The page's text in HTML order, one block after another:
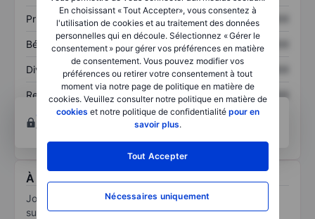
En choisissant « Tout Accepter», vous consentez à
l'utilisation de cookies et au traitement des données
personnelles qui en découle. Sélectionnez « Gérer le
consentement » pour gérer vos préférences en matière
de consentement. Vous pouvez modifier vos
préférences ou retirer votre consentement à tout
moment via notre page de politique en matière de
cookies. Veuillez consulter notre politique en matière de
cookies et notre politique de confidentialité pour en
savoir plus.
Tout Accepter
Nécessaires uniquement
Prix / ventes XXXXXXX XXXXXXX
Bénéfice par action XXXXXXX XXXXXXX
Dividende par action XXXXXXX XXXXXXX
Rendement des
capitaux propres
XXXXXXX
XXXXXXX
Ouvrir un compte pour accéder à d’autres outils
techniques et d’analyses.
À propos Jowell Global Limited
Jowell Global Ltd is a cosmetics, health, nutritional
supplements, and household products e-commerce